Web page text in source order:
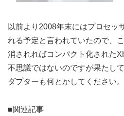
以前より2008年末にはプロセッ
れる予定と言われていたので、
消されればコンパクト化された
不思議ではないのですが果たし
ダプターも何とかしてください。
■関連記事